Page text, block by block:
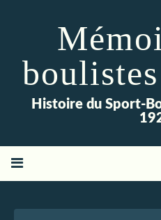
Histoire du Sport-